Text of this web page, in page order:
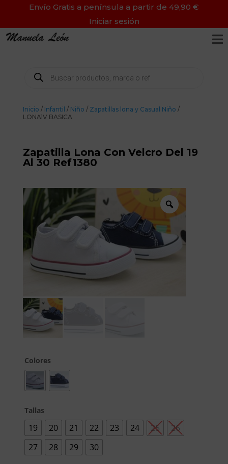
Envío Gratis a península a partir de 49,90 €
Iniciar sesión

Búsqueda
productos
Inicio / Infantil / Niño / Zapatillas lona y Casual Niño /
LONA1V BASICA
Zapatilla Lona Con Velcro Del 19
Al 30 Ref1380
Colores
Tallas
19 20 21 22 23 24 25
26
27
28 29 30